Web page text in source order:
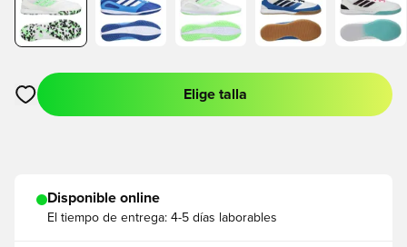
Abre un modal para iniciar sesión o registrarse como miembro
Elige talla
Disponible online
El tiempo de entrega: 4-5 días laborables